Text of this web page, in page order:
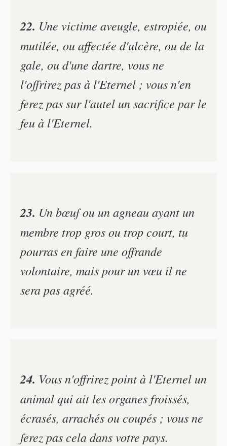
22. Une victime aveugle, estropiée, ou
mutilée, ou affectée d'ulcère, ou de la
gale, ou d'une dartre, vous ne
l'offrirez pas à l'Eternel ; vous n'en
ferez pas sur l'autel un sacrifice par le
feu à l'Eternel.
23. Un bœuf ou un agneau ayant un
membre trop gros ou trop court, tu
pourras en faire une offrande
volontaire, mais pour un vœu il ne
sera pas agréé.
24. Vous n'offrirez point à l'Eternel un
animal qui ait les organes froissés,
écrasés, arrachés ou coupés ; vous ne
ferez pas cela dans votre pays.